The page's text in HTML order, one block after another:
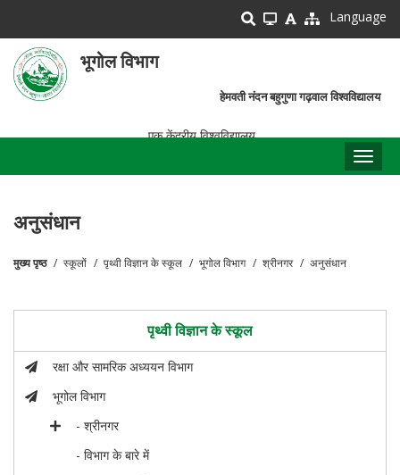
main
content
Language
भूगोल विभाग
हेमवती नंदन बहुगुणा गढ़वाल विश्वविद्यालय
एक केंद्रीय विश्वविद्यालय
अनुसंधान
मुख्य पृष्ठ स्कूलों पृथ्वी विज्ञान के स्कूल भूगोल विभाग श्रीनगर अनुसंधान
पृथ्वी विज्ञान के स्कूल
रक्षा और सामरिक अध्ययन विभाग
भूगोल विभाग
- श्रीनगर
- विभाग के बारे में